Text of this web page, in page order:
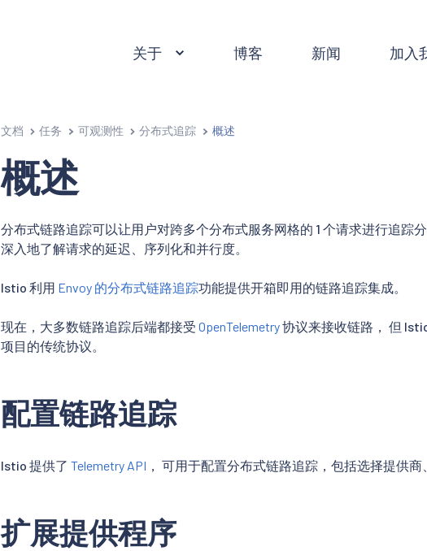
关于 博客 新闻 加入
文档 任务 可观测性 分布式追踪 概述
概述
分布式链路追踪可以让用户对跨多个分布式服务网格的 1 个请求进行追踪
深入地了解请求的延迟、序列化和并行度。
Istio 利用 Envoy 的分布式链路追踪功能提供开箱即用的链路追踪集成。
现在，大多数链路追踪后端都接受 OpenTelemetry协议来接收链路， 但
项目的传统协议。
配置链路追踪
Istio 提供了 Telemetry API ， 可用于配置分布式链路追踪，包括选择提供商
扩展提供程序